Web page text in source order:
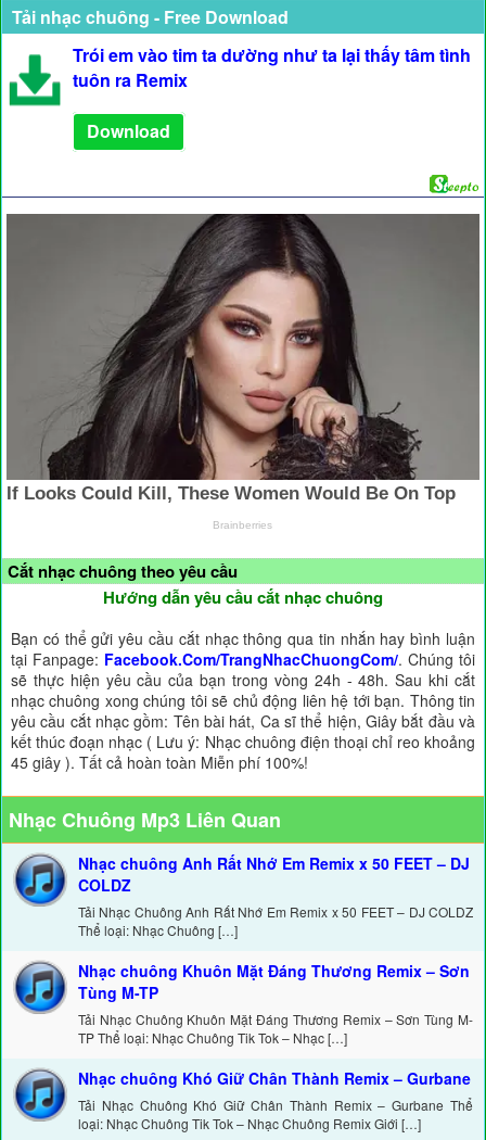
Tải nhạc chuông - Free Download
Trói em vào tim ta dường như ta lại thấy tâm tình
tuôn ra Remix
Download
Cắt nhạc chuông theo yêu cầu
Hướng dẫn yêu cầu cắt nhạc chuông
Bạn có thể gửi yêu cầu cắt nhạc thông qua tin nhắn hay bình luận
tại Fanpage: Facebook.Com/TrangNhacChuongCom/. Chúng tôi
sẽ thực hiện yêu cầu của bạn trong vòng 24h - 48h. Sau khi cắt
nhạc chuông xong chúng tôi sẽ chủ động liên hệ tới bạn. Thông tin
yêu cầu cắt nhạc gồm: Tên bài hát, Ca sĩ thể hiện, Giây bắt đầu và
kết thúc đoạn nhạc ( Lưu ý: Nhạc chuông điện thoại chỉ reo khoảng
45 giây ). Tất cả hoàn toàn Miễn phí 100%!
Nhạc Chuông Mp3 Liên Quan
Nhạc chuông Anh Rất Nhớ Em Remix x 50 FEET – DJ
COLDZ
Tải Nhạc Chuông Anh Rất Nhớ Em Remix x 50 FEET – DJ COLDZ
Thể loại: Nhạc Chuông […]
Nhạc chuông Khuôn Mặt Đáng Thương Remix – Sơn
Tùng M-TP
Tải Nhạc Chuông Khuôn Mặt Đáng Thương Remix – Sơn Tùng M-
TP Thể loại: Nhạc Chuông Tik Tok – Nhạc […]
Nhạc chuông Khó Giữ Chân Thành Remix – Gurbane
Tải Nhạc Chuông Khó Giữ Chân Thành Remix – Gurbane Thể
loại: Nhạc Chuông Tik Tok – Nhạc Chuông Remix Giới […]